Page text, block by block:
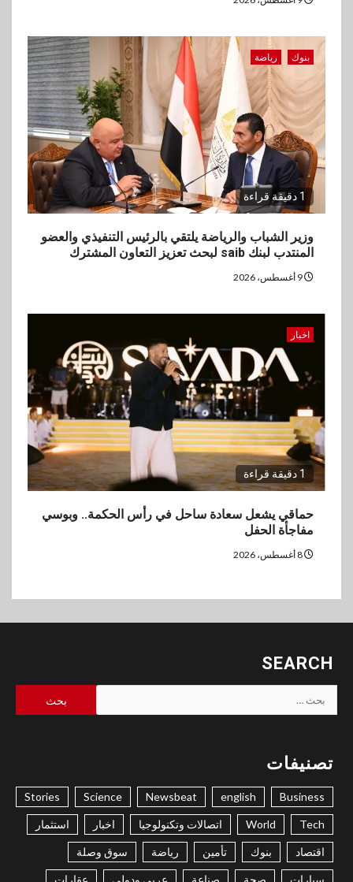
بنوك رياضة
1 دقيقة قراءة
وزير الشباب والرياضة يلتقي بالرئيس التنفيذي والعضو
المنتدب لبنك saib لبحث تعزيز التعاون المشترك
اخبار
1 دقيقة قراءة
حماقي يشعل سعادة ساحل في رأس الحكمة.. وبوسي
مفاجأة الحفل
SEARCH
البحث
عن:
تصنيفات
Business
english
Newsbeat
Science
Stories
Tech
World اتصالات وتكنولوجيا اخبار استثمار
اقتصاد بنوك تأمين رياضة سوق وصلة